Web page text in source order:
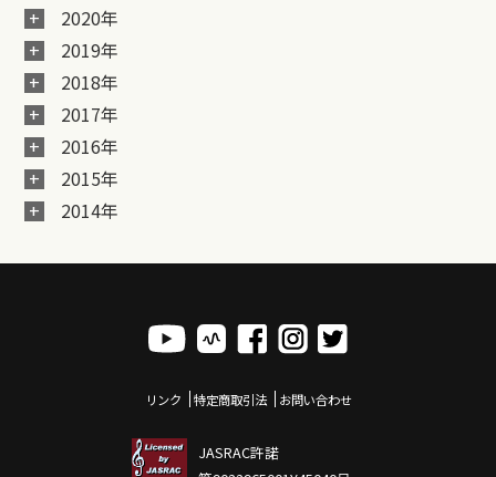
2020年
2019年
2018年
2017年
2016年
2015年
2014年
リンク 特定商取引法 お問い合わせ
JASRAC許諾